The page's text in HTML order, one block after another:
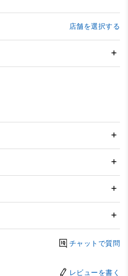
店舗を選択する
チャットで質問
レビューを書く